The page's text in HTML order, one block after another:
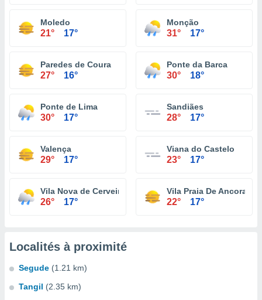
Moledo
21° 17°
Monção
31° 17°
Paredes de Coura
27° 16°
Ponte da Barca
30° 18°
Ponte de Lima
30° 17°
Sandiães
28° 17°
Valença
29° 17°
Viana do Castelo
23° 17°
Vila Nova de Cerveira
26° 17°
Vila Praia De Ancora
22° 17°
Localités à proximité
Segude (1.21 km)
Tangil (2.35 km)